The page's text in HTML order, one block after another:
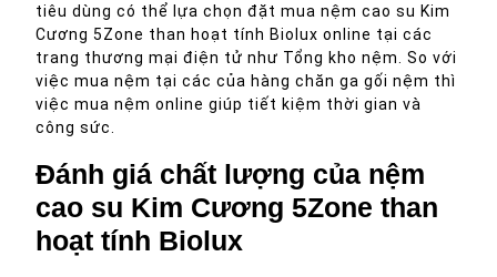
tiêu dùng có thể lựa chọn đặt mua nệm cao su Kim
Cương 5Zone than hoạt tính Biolux online tại các
trang thương mại điện tử như Tổng kho nệm. So với
việc mua nệm tại các của hàng chăn ga gối nệm thì
việc mua nệm online giúp tiết kiệm thời gian và
công sức.
Đánh giá chất lượng của nệm
cao su Kim Cương 5Zone than
hoạt tính Biolux